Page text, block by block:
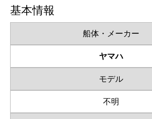
基本情報
船体・メーカー
ヤマハ
モデル
不明